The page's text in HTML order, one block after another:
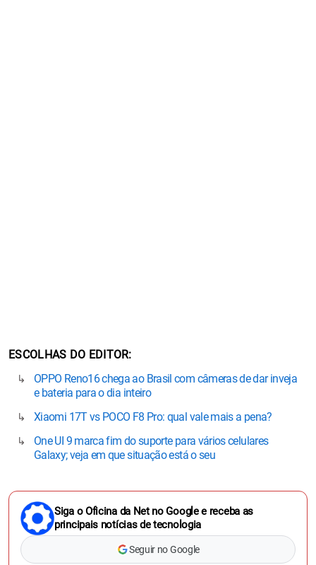
ESCOLHAS DO EDITOR
OPPO Reno16 chega ao Brasil com câmeras de dar inveja
e bateria para o dia inteiro
Xiaomi 17T vs POCO F8 Pro: qual vale mais a pena?
One UI 9 marca fim do suporte para vários celulares
Galaxy; veja em que situação está o seu
Siga o Oficina da Net no Google e receba as
principais notícias de tecnologia
Seguir no Google